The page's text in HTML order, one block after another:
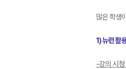
많은 학생
1) 뉴런 활
-강의 시청